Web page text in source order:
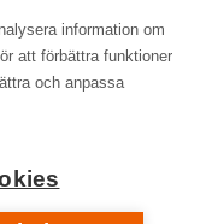
palvelujen sometilejä
information om
att förbättra funktioner
och anpassa